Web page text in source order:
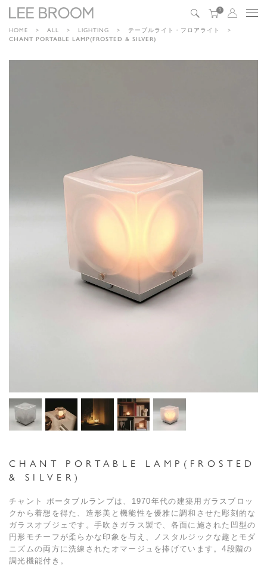
0
HOME ALL LIGHTING テーブルライト・フロアライト
CHANT PORTABLE LAMP(FROSTED & SILVER)
CHANT PORTABLE LAMP(FROSTED
& SILVER)
チャント ポータブルランプは、1970年代の建築用ガラスブロッ
クから着想を得た、造形美と機能性を優雅に調和させた彫刻的な
ガラスオブジェです。手吹きガラス製で、各面に施された凹型の
円形モチーフが柔らかな印象を与え、ノスタルジックな趣とモダ
ニズムの両方に洗練されたオマージュを捧げています。4段階の
調光機能付き。